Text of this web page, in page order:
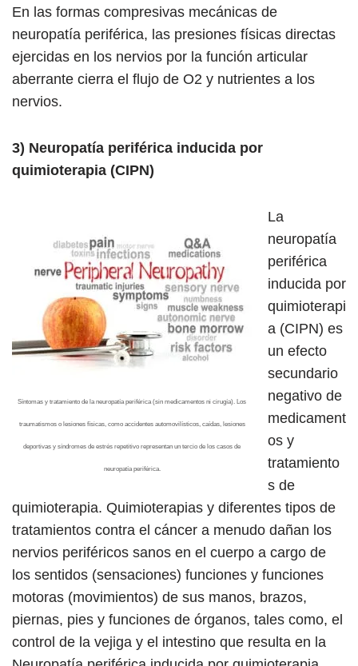
En las formas compresivas mecánicas de
neuropatía periférica, las presiones físicas directas
ejercidas en los nervios por la función articular
aberrante cierra el flujo de O2 y nutrientes a los
nervios.
3) Neuropatía periférica inducida por
quimioterapia (CIPN)
Síntomas y tratamiento de la neuropatía periférica (sin medicamentos ni cirugía). Los
traumatismos o lesiones físicas, como accidentes automovilísticos, caídas, lesiones
deportivas y síndromes de estrés repetitivo representan un tercio de los casos de
neuropatía periférica.
La
neuropatía
periférica
inducida por
quimioterapi
a (CIPN) es
un efecto
secundario
negativo de
medicament
os y
tratamiento
s de
quimioterapia. Quimioterapias y diferentes tipos de
tratamientos contra el cáncer a menudo dañan los
nervios periféricos sanos en el cuerpo a cargo de
los sentidos (sensaciones) funciones y funciones
motoras (movimientos) de sus manos, brazos,
piernas, pies y funciones de órganos, tales como, el
control de la vejiga y el intestino que resulta en la